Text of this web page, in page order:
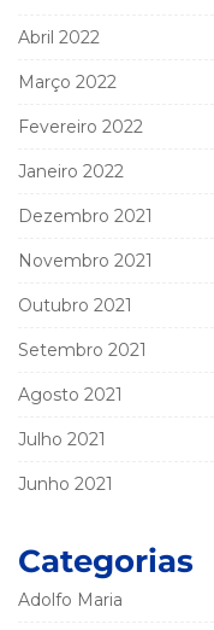
Abril 2022
Março 2022
Fevereiro 2022
Janeiro 2022
Dezembro 2021
Novembro 2021
Outubro 2021
Setembro 2021
Agosto 2021
Julho 2021
Junho 2021
Categorias
Adolfo Maria